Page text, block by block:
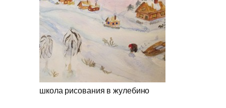
школа рисования в жулебино